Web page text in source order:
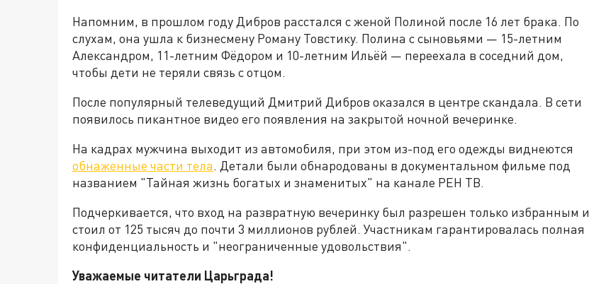
Напомним, в прошлом году Дибров расстался с женой Полиной после 16 лет брака. По
слухам, она ушла к бизнесмену Роману Товстику. Полина с сыновьями — 15-летним
Александром, 11-летним Фёдором и 10-летним Ильёй — переехала в соседний дом,
чтобы дети не теряли связь с отцом.
После популярный телеведущий Дмитрий Дибров оказался в центре скандала. В сети
появилось пикантное видео его появления на закрытой ночной вечеринке.
На кадрах мужчина выходит из автомобиля, при этом из-под его одежды виднеются
обнаженные части тела. Детали были обнародованы в документальном фильме под
названием "Тайная жизнь богатых и знаменитых" на канале РЕН ТВ.
Подчеркивается, что вход на развратную вечеринку был разрешен только избранным и
стоил от 125 тысяч до почти 3 миллионов рублей. Участникам гарантировалась полная
конфиденциальность и "неограниченные удовольствия".
Уважаемые читатели Царьграда!